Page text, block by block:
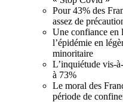
Pour 43% des
assez de
Une confiance en
l’épidémie en
minoritaire
L’inquiétude vis-
à 73%
Le moral des
période de